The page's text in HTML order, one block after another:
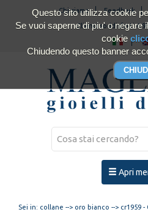
Chi siamo Feedback
Clienti soddisfatti
Apri
Sei in: collane --> oro bianco --> cr1959
Questo sito utilizza cookie
Se vuoi saperne di piu' o negare
cookie
Chiudendo questo banner